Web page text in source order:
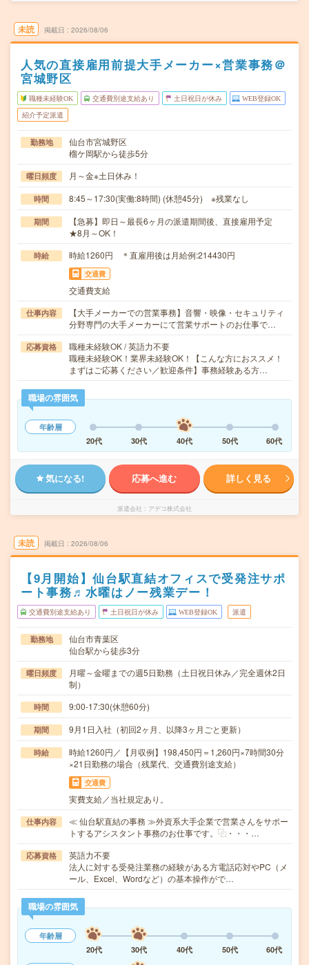
未読 掲載日 2026/08/06
人気の直接雇用前提大手メーカー×営業事務＠
宮城野区
職種未経験OK 交通費別途支給あり 土日祝日が休み WEB登録OK
紹介予定派遣
勤務地
仙台市宮城野区
榴ケ岡駅から徒歩5分
曜日頻度 月～金※土日休み！
時間 8:45～17:30(実働:8時間) (休憩45分) ※残業なし
期間
【急募】即日～最長6ヶ月の派遣期間後、直接雇用予定
★8月～OK！
時給 時給1260円 ＊直雇用後は月給例:214430円
交通費
交通費支給
仕事内容
【大手メーカーでの営業事務】音響・映像・セキュリティ
分野専門の大手メーカーにて営業サポートのお仕事で…
応募資格
職種未経験OK / 英語力不要
職種未経験OK！業界未経験OK！【こんな方におススメ！
まずはご応募ください／歓迎条件】事務経験ある方…
職場の雰囲気
年齢層
20代
30代 40代 50代 60代
気になる! 応募へ進む 詳しく見る
派遣会社 アデコ株式会社
未読 掲載日 2026/08/06
【9月開始】仙台駅直結オフィスで受発注サポ
ート事務♬水曜はノー残業デー！
交通費別途支給あり 土日祝日が休み WEB登録OK 派遣
勤務地
仙台市青葉区
仙台駅から徒歩3分
曜日頻度
月曜～金曜までの週5日勤務（土日祝日休み／完全週休2日
制）
時間 9:00-17:30(休憩60分)
期間 9月1日入社（初回2ヶ月、以降3ヶ月ごと更新）
時給
時給1260円／【月収例】198,450円＝1,260円×7時間30分
×21日勤務の場合（残業代、交通費別途支給）
交通費
実費支給／当社規定あり。
仕事内容
≪ 仙台駅直結の事務 ≫外資系大手企業で営業さんをサポー
トするアシスタント事務のお仕事です。⿻・・・…
応募資格
英語力不要
法人に対する受発注業務の経験がある方電話応対やPC（メ
ール、Excel、Wordなど）の基本操作がで…
職場の雰囲気
年齢層
20代
30代 40代 50代 60代